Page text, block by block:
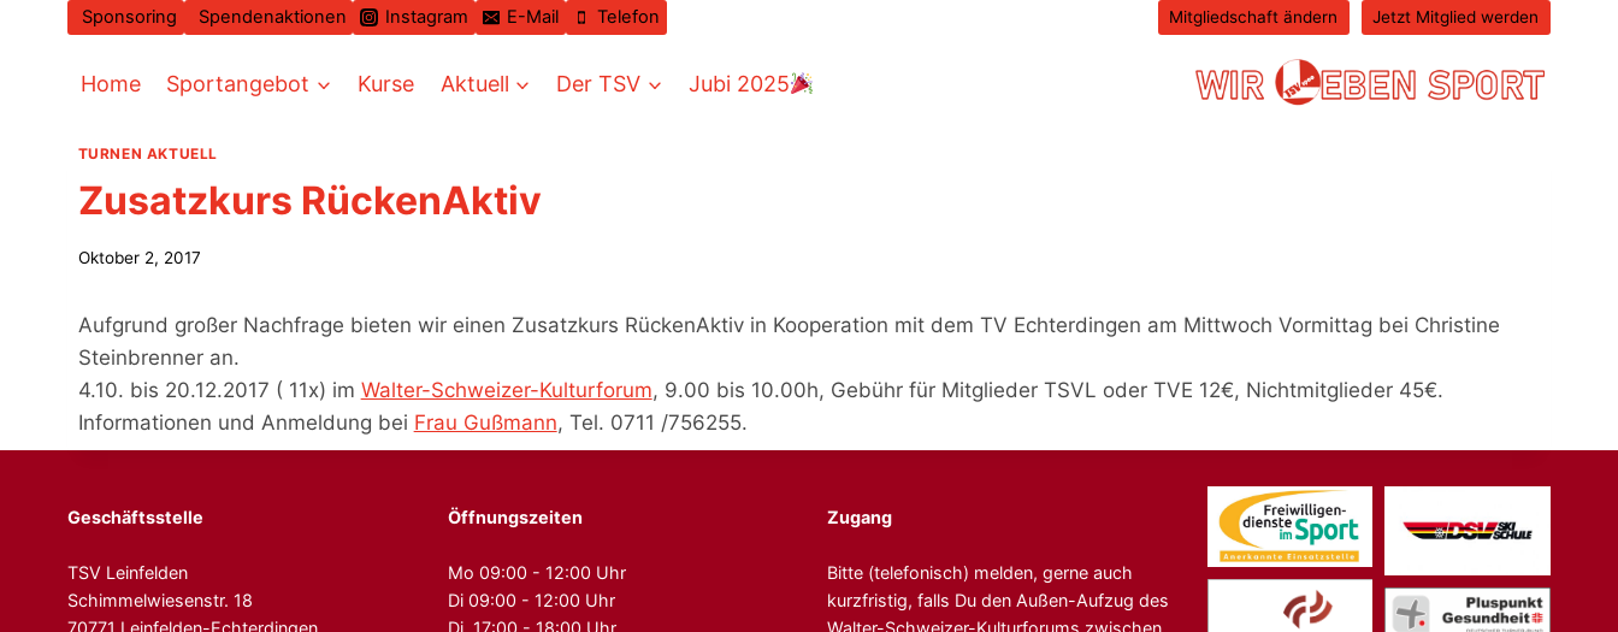
Sponsoring Spendenaktionen Instagram E-Mail Telefon Mitgliedschaft ändern Jetzt Mitglied werden
Home Sportangebot Kurse Aktuell Der TSV Jubi 2025
TURNEN AKTUELL
Zusatzkurs RückenAktiv
Oktober 2, 2017
Aufgrund großer Nachfrage bieten wir einen Zusatzkurs RückenAktiv in Kooperation mit dem TV Echterdingen am Mittwoch Vormittag bei Christine
Steinbrenner an.
4.10. bis 20.12.2017 ( 11x) im Walter-Schweizer-Kulturforum, 9.00 bis 10.00h, Gebühr für Mitglieder TSVL oder TVE 12€, Nichtmitglieder 45€.
Informationen und Anmeldung bei Frau Gußmann, Tel. 0711 /756255.
Geschäftsstelle
TSV Leinfelden
Schimmelwiesenstr. 18
Öffnungszeiten
Mo 09:00 - 12:00 Uhr
Di 09:00 - 12:00 Uhr
Zugang
Bitte (telefonisch) melden, gerne auch
kurzfristig, falls Du den Außen-Aufzug des